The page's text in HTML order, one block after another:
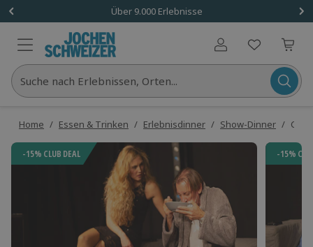
Über 9.000 Erlebnisse
Benutzerkonto
Suche nach Erlebnissen, Orten...
Home / Essen & Trinken / Erlebnisdinner / Show-Dinner /
-15% CLUB DEAL -15%